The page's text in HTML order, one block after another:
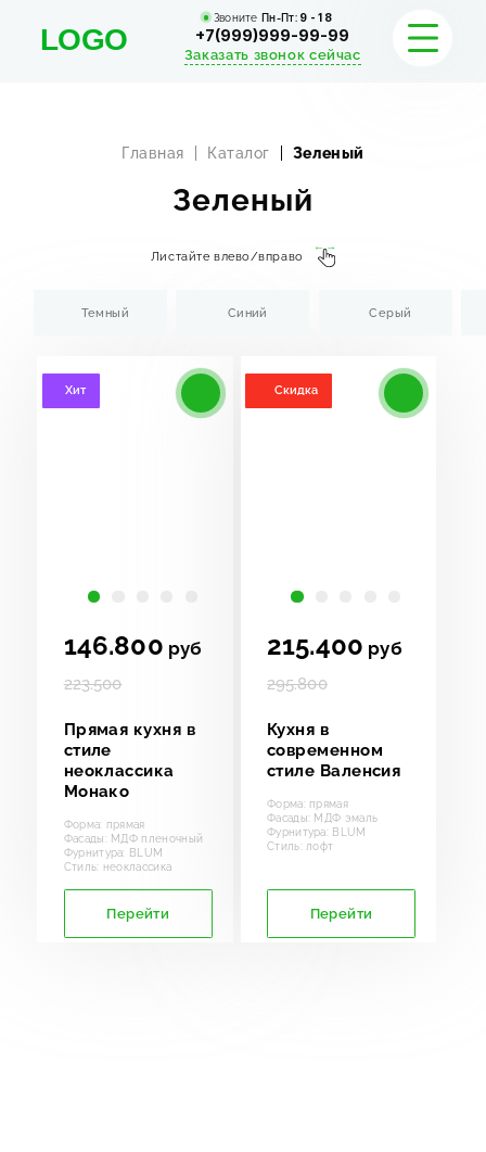
Звоните Пн-Пт: 9 - 18
+7(999)999-99-99
Заказать звонок сейчас
ПОРТФОЛИО
КАЛЬКУЛЯТОР
Главная Каталог Зеленый
Зеленый
Листайте влево/вправо
Темный Синий Серый
Хит
146.800 руб
223.500
Прямая кухня в
стиле
неоклассика
Монако
Форма: прямая
Фасады: МДФ пленочный
Фурнитура: BLUM
Стиль: неоклассика
Перейти
Скидка
215.400 руб
295.800
Кухня в
современном
стиле Валенсия
Форма: прямая
Фасады: МДФ эмаль
Фурнитура: BLUM
Стиль: лофт
Перейти